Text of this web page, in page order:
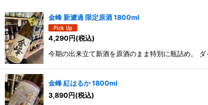
並び順:
金峰 新濾過 限定原酒 1800ml
4,290円(税込)
今期の出来立て新酒を原酒のまま特別に瓶詰め。
金峰 紅はるか 1800ml
3,890円(税込)